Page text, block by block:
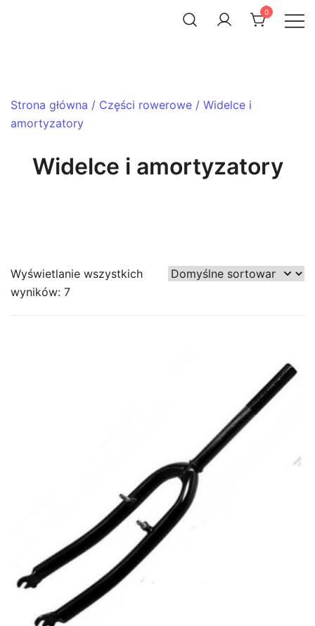
0
Strona główna / Części rowerowe / Widelce i
amortyzatory
Widelce i amortyzatory
Wyświetlanie wszystkich
wyników: 7